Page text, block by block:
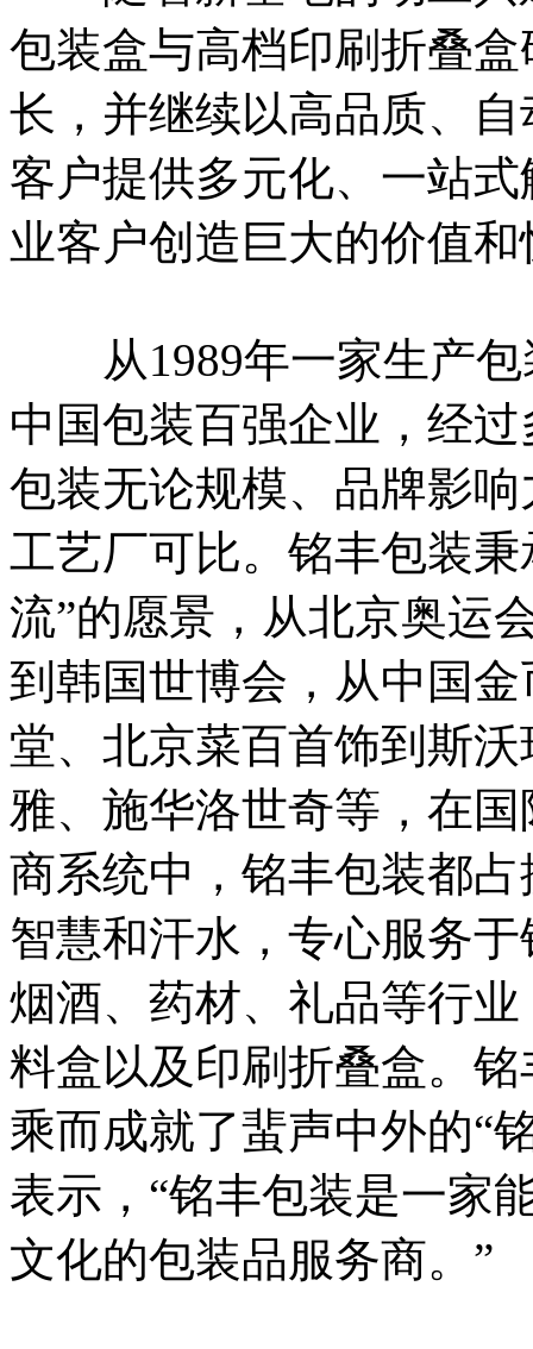
包装盒与高档印刷折叠
长，并继续以高品质、
客户提供多元化、一站
业客户创造巨大的价值和
从1989年一家生产包
中国包装百强企业，经
包装无论规模、品牌影
工艺厂可比。铭丰包装
流”的愿景，从北京奥运
到韩国世博会，从中国
堂、北京菜百首饰到斯
雅、施华洛世奇等，在
商系统中，铭丰包装都
智慧和汗水，专心服务
烟酒、药材、礼品等行
料盒以及印刷折叠盒。
乘而成就了蜚声中外的“
表示，“铭丰包装是一家
文化的包装品服务商。”